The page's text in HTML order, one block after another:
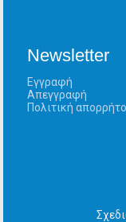
Newsletter
Εγγραφή
Απεγγραφή
Πολιτική